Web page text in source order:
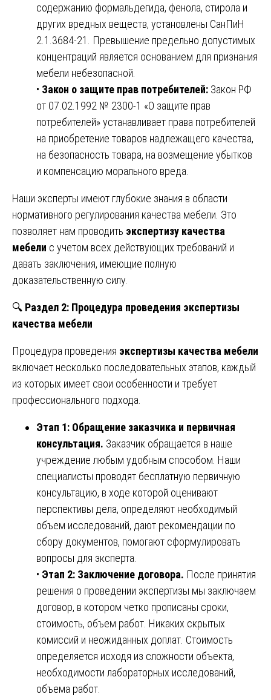
содержанию формальдегида, фенола, стирола и
других вредных веществ, установлены СанПиН
2.1.3684-21. Превышение предельно допустимых
концентраций является основанием для признания
мебели небезопасной.
• Закон о защите прав потребителей: Закон РФ
от 07.02.1992 № 2300-1 «О защите прав
потребителей» устанавливает права потребителей
на приобретение товаров надлежащего качества,
на безопасность товара, на возмещение убытков
и компенсацию морального вреда.
Наши эксперты имеют глубокие знания в области
нормативного регулирования качества мебели. Это
позволяет нам проводить экспертизу качества
мебели с учетом всех действующих требований и
давать заключения, имеющие полную
доказательственную силу.
🔍 Раздел 2: Процедура проведения экспертизы
качества мебели
Процедура проведения экспертизы качества мебели
включает несколько последовательных этапов, каждый
из которых имеет свои особенности и требует
профессионального подхода.
Этап 1: Обращение заказчика и первичная
консультация. Заказчик обращается в наше
учреждение любым удобным способом. Наши
специалисты проводят бесплатную первичную
консультацию, в ходе которой оценивают
перспективы дела, определяют необходимый
объем исследований, дают рекомендации по
сбору документов, помогают сформулировать
вопросы для эксперта.
• Этап 2: Заключение договора. После принятия
решения о проведении экспертизы мы заключаем
договор, в котором четко прописаны сроки,
стоимость, объем работ. Никаких скрытых
комиссий и неожиданных доплат. Стоимость
определяется исходя из сложности объекта,
необходимости лабораторных исследований,
объема работ.